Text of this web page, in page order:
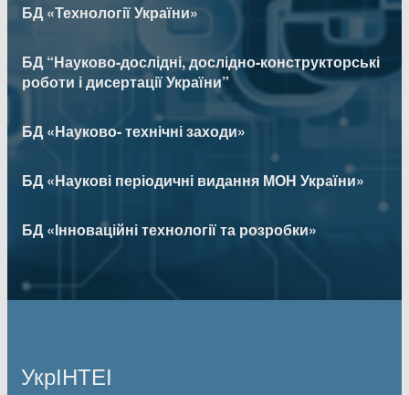
БД «Технології України»
БД “Науково-дослідні, дослідно-конструкторські
роботи і дисертації України”
БД «Науково- технічні заходи»
БД «Наукові періодичні видання МОН України»
БД «Інноваційні технології та розробки»
УкрІНТЕІ